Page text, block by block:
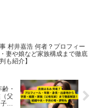
村井嘉浩 何者？プロフィー
妻や娘など家族構成まで徹底
も紹介】
・
父
供